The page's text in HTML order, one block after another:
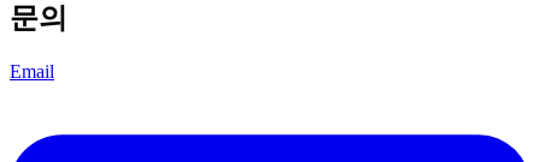
문의
Email